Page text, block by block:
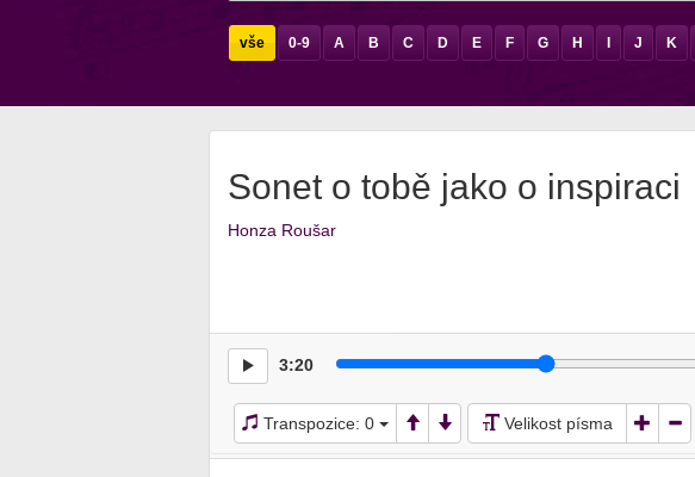
vše 0-9 A B C D E F G H J K
Sonet o tobě jako o inspiraci
Honza Roušar
3:20
Transpozice: 0 Velikost písma